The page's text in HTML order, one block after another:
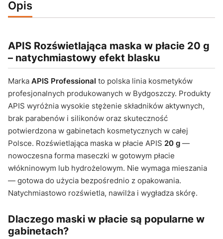
Opis
APIS Rozświetlająca maska w płacie 20 g
– natychmiastowy efekt blasku
Marka APIS Professional to polska linia kosmetyków
profesjonalnych produkowanych w Bydgoszczy. Produkty
APIS wyróżnia wysokie stężenie składników aktywnych,
brak parabenów i silikonów oraz skuteczność
potwierdzona w gabinetach kosmetycznych w całej
Polsce. Rozświetlająca maska w płacie APIS 20 g —
nowoczesna forma maseczki w gotowym płacie
włókninowym lub hydrożelowym. Nie wymaga mieszania
— gotowa do użycia bezpośrednio z opakowania.
Natychmiastowo rozświetla, nawilża i wygładza skórę.
Dlaczego maski w płacie są popularne w
gabinetach?